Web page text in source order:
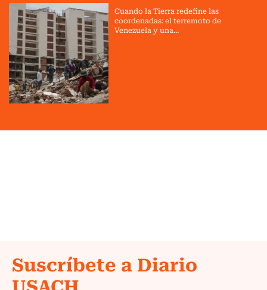
Cuando la Tierra redefine las
coordenadas: el terremoto de
Venezuela y una...